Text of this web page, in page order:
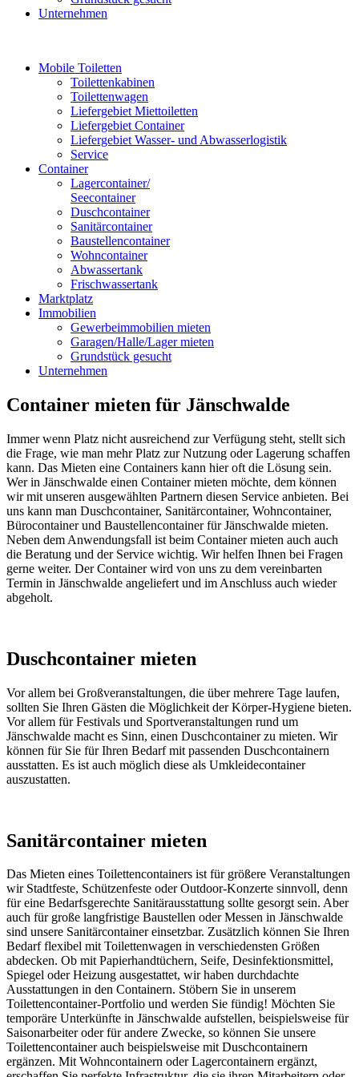
Unternehmen
Mobile Toiletten
Toilettenkabinen
Toilettenwagen
Liefergebiet Miettoiletten
Liefergebiet Container
Liefergebiet Wasser- und Abwasserlogistik
Service
Container
Lagercontainer/
Seecontainer
Duschcontainer
Sanitärcontainer
Baustellencontainer
Wohncontainer
Abwassertank
Frischwassertank
Marktplatz
Immobilien
Gewerbeimmobilien mieten
Garagen/Halle/Lager mieten
Grundstück gesucht
Unternehmen
Container mieten für Jänschwalde
Immer wenn Platz nicht ausreichend zur Verfügung steht, stellt sich
die Frage, wie man mehr Platz zur Nutzung oder Lagerung schaffen
kann. Das Mieten eine Containers kann hier oft die Lösung sein.
Wer in Jänschwalde einen Container mieten möchte, dem können
wir mit unseren ausgewählten Partnern diesen Service anbieten. Bei
uns kann man Duschcontainer, Sanitärcontainer, Wohncontainer,
Bürocontainer und Baustellencontainer für Jänschwalde mieten.
Neben dem Anwendungsfall ist beim Container mieten auch auch
die Beratung und der Service wichtig. Wir helfen Ihnen bei Fragen
gerne weiter. Der Container wird von uns zu dem vereinbarten
Termin in Jänschwalde angeliefert und im Anschluss auch wieder
abgeholt.
Duschcontainer mieten
Vor allem bei Großveranstaltungen, die über mehrere Tage laufen,
sollten Sie Ihren Gästen die Möglichkeit der Körper-Hygiene bieten.
Vor allem für Festivals und Sportveranstaltungen rund um
Jänschwalde macht es Sinn, einen Duschcontainer zu mieten. Wir
können für Sie für Ihren Bedarf mit passenden Duschcontainern
ausstatten. Es ist auch möglich diese als Umkleidecontainer
auszustatten.
Sanitärcontainer mieten
Das Mieten eines Toilettencontainers ist für größere Veranstaltungen
wir Stadtfeste, Schützenfeste oder Outdoor-Konzerte sinnvoll, denn
für eine Bedarfsgerechte Sanitärausstattung sollte gesorgt sein. Aber
auch für große langfristige Baustellen oder Messen in Jänschwalde
sind unsere Sanitärcontainer einsetzbar. Zusätzlich können Sie Ihren
Bedarf flexibel mit Toilettenwagen in verschiedensten Größen
abdecken. Ob mit Papierhandtüchern, Seife, Desinfektionsmittel,
Spiegel oder Heizung ausgestattet, wir haben durchdachte
Ausstattungen in den Containern. Stöbern Sie in unserem
Toilettencontainer-Portfolio und werden Sie fündig! Möchten Sie
temporäre Unterkünfte in Jänschwalde aufstellen, beispielsweise für
Saisonarbeiter oder für andere Zwecke, so können Sie unsere
Toilettencontainer auch beispielsweise mit Duschcontainern
ergänzen. Mit Wohncontainern oder Lagercontainern ergänzt,